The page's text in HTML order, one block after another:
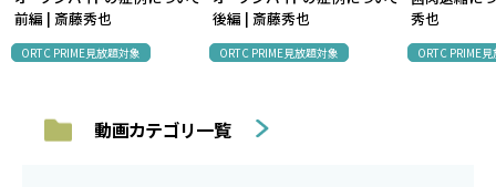
前編 | 斎藤秀也
ORTC PRIME見放題対象
後編 | 斎藤秀也
ORTC PRIME見放題対象
秀也
ORTC PRIME
動画カテゴリ一覧